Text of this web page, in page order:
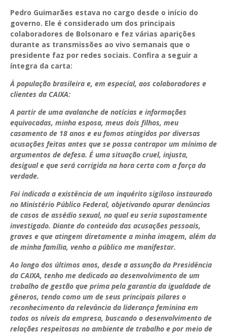
Pedro Guimarães estava no cargo desde o início do
governo. Ele é considerado um dos principais
colaboradores de Bolsonaro e fez várias aparições
durante as transmissões ao vivo semanais que o
presidente faz por redes sociais. Confira a seguir a
íntegra da carta:
À população brasileira e, em especial, aos colaboradores e
clientes da CAIXA:
A partir de uma avalanche de notícias e informações
equivocadas, minha esposa, meus dois filhos, meu
casamento de 18 anos e eu fomos atingidos por diversas
acusações feitas antes que se possa contrapor um mínimo de
argumentos de defesa. É uma situação cruel, injusta,
desigual e que será corrigida na hora certa com a força da
verdade.
Foi indicada a existência de um inquérito sigiloso instaurado
no Ministério Público Federal, objetivando apurar denúncias
de casos de assédio sexual, no qual eu seria supostamente
investigado. Diante do conteúdo das acusações pessoais,
graves e que atingem diretamente a minha imagem, além da
de minha família, venho a público me manifestar.
Ao longo dos últimos anos, desde a assunção da Presidência
da CAIXA, tenho me dedicado ao desenvolvimento de um
trabalho de gestão que prima pela garantia da igualdade de
gêneros, tendo como um de seus principais pilares o
reconhecimento da relevância da liderança feminina em
todos os níveis da empresa, buscando o desenvolvimento de
relações respeitosas no ambiente de trabalho e por meio de